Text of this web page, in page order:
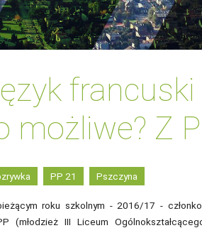
możliwe? Z
PP 21 Pszczyna
roku szkolnym - 2016/17 -
(młodzież III Liceum